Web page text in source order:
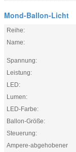
Mond-Ballon-Licht
Reihe:
Name:
Spannung:
Leistung:
LED:
Lumen:
LED-Farbe:
Ballon-Größe:
Steuerung:
Ampere-abgehobener